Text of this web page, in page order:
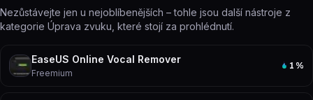
Nezůstávejte jen u nejoblíbenějších – tohle jsou další nástroje z
kategorie Úprava zvuku, které stojí za prohlédnutí.
EaseUS Online Vocal Remover
Freemium
1 %